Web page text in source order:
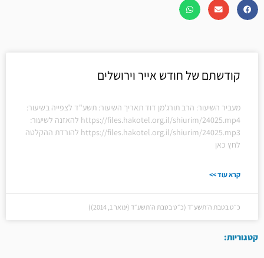
קודשתם של חודש אייר וירושלים
מעביר השיעור: הרב תורג'מן דוד תאריך השיעור: תשע"ד לצפייה בשיעור:
https://files.hakotel.org.il/shiurim/24025.mp4 להאזנה לשיעור:
https://files.hakotel.org.il/shiurim/24025.mp3 להורדת ההקלטה
לחץ כאן
קרא עוד >>
כ״ט בטבת ה׳תשע״ד (כ״ט בטבת ה׳תשע״ד (ינואר 1, 2014))
קטגוריות: